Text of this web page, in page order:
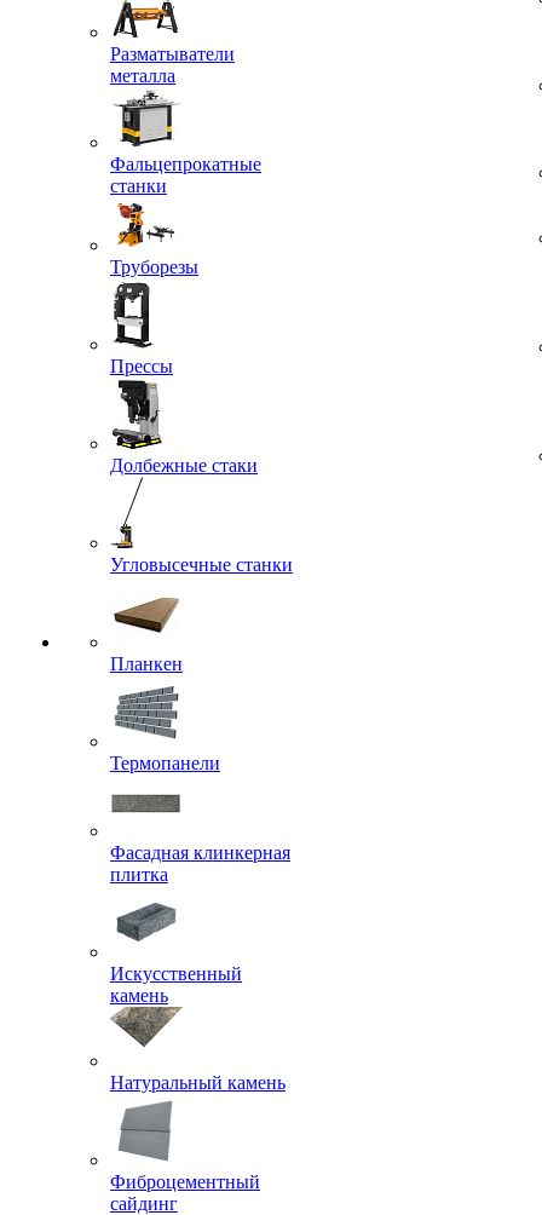
Разматыватели
металла
Фальцепрокатные
станки
Труборезы
Прессы
Долбежные стаки
Угловысечные станки
Планкен
Термопанели
Фасадная клинкерная
плитка
Искусственный
камень
Натуральный камень
Фиброцементный
сайдинг